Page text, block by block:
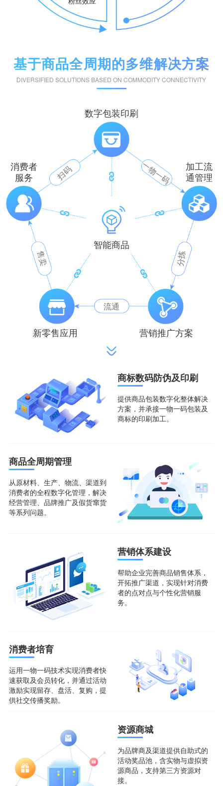
基于商品全周期的多维解决方案
DIVERSIFIED SOLUTIONS BASED ON COMMODITY CONNECTIVITY
数字包装印刷
消费者
服务
加工流
通管理
智能商品
新零售应用 营销推广方案
扫码 一物一码
售卖 分拣
流通
商标数码防伪及印刷
提供商品包装数字化整体解决
方案，并承接一物一码包装及
商标的印刷加工。
商品全周期管理
从原材料、生产、物流、渠道到
消费者的全程数字化管理，解决
经营管理、品牌推广及假货窜货
等系列问题。
营销体系建设
帮助企业完善商品销售体系，
开拓推广渠道，实现针对消费
者的点对点与个性化营销服
务。
消费者培育
运用一物一码技术实现消费者快
速获取及会员转化，并通过活动
激励实现留存、盘活、复购，提
供社交传播奖励。
资源商城
为品牌商及渠道提供自助式的
活动奖品池，含实物与虚拟资
源商品，支持第三方资源对
接。